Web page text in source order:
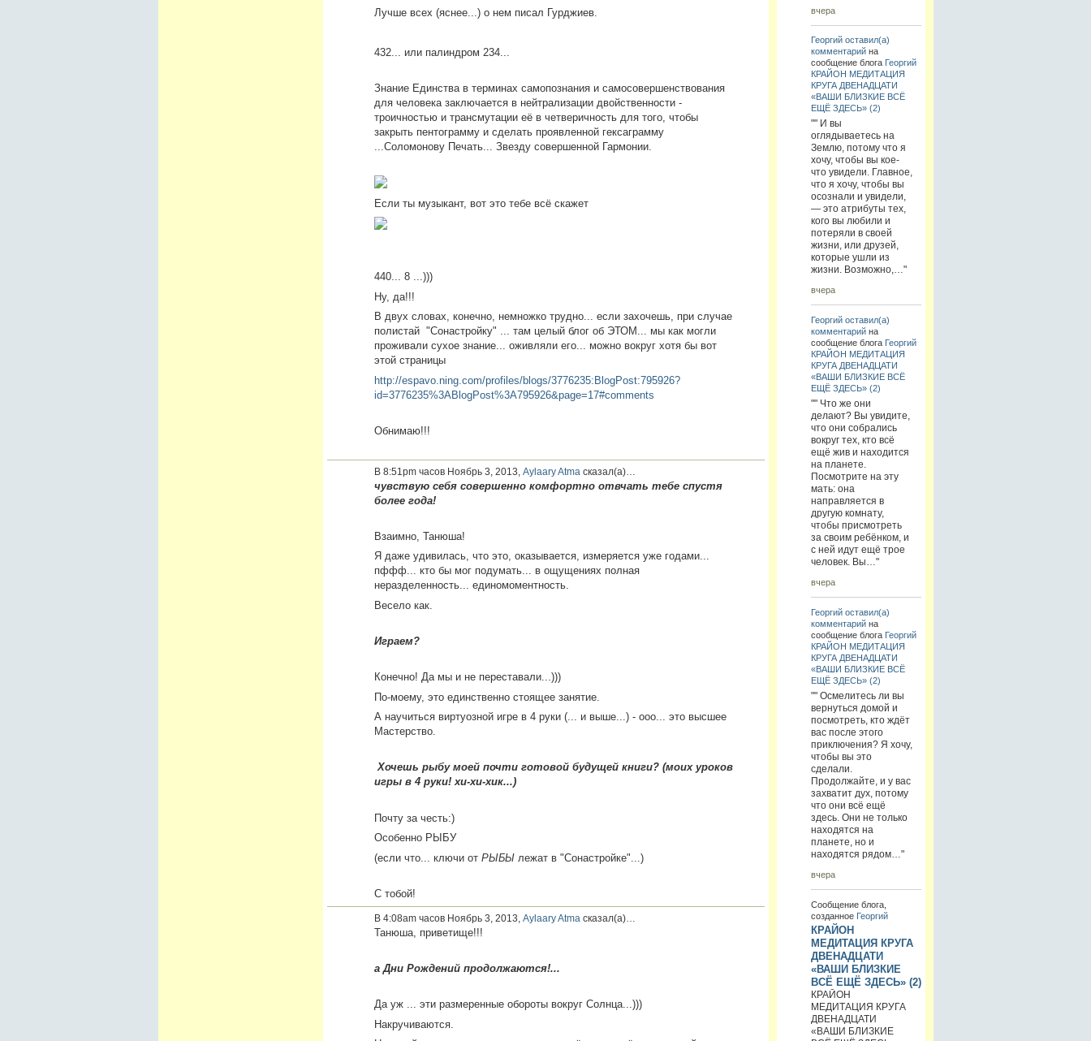
Лучше всех (яснее...) о нем писал Гурджиев.
432... или палиндром 234...
Знание Единства в терминах самопознания и самосовершенствования
для человека заключается в нейтрализации двойственности -
троичностью и трансмутации её в четверичность для того, чтобы
закрыть пентограмму и сделать проявленной гексаграмму
...Соломонову Печать... Звезду совершенной Гармонии.
Если ты музыкант, вот это тебе всё скажет
440... 8 ...)))
Ну, да!!!
В двух словах, конечно, немножко трудно... если захочешь, при случае
полистай "Сонастройку" ... там целый блог об ЭТОМ... мы как могли
проживали сухое знание... оживляли его... можно вокруг хотя бы вот
этой страницы
http://espavo.ning.com/profiles/blogs/3776235:BlogPost:795926?
id=3776235%3ABlogPost%3A795926&page=17#comments
Обнимаю!!!
В 8:51pm часов Ноябрь 3, 2013, Aylaary Atma сказал(а)…
чувствую себя совершенно комфортно отвчать тебе спустя
более года!
Взаимно, Танюша!
Я даже удивилась, что это, оказывается, измеряется уже годами...
пффф... кто бы мог подумать... в ощущениях полная
неразделенность... единомоментность.
Весело как.
Играем?
Конечно! Да мы и не переставали...)))
По-моему, это единственно стоящее занятие.
А научиться виртуозной игре в 4 руки (... и выше...) - ооо... это высшее
Мастерство.
Хочешь рыбу моей почти готовой будущей книги? (моих уроков
игры в 4 руки! хи-хи-хик...)
Почту за честь:)
Особенно РЫБУ
(если что... ключи от РЫБЫлежат в "Сонастройке"...)
С тобой!
В 4:08am часов Ноябрь 3, 2013, Aylaary Atma сказал(а)…
Танюша, приветище!!!
а Дни Рождений продолжаются!...
Да уж ... эти размеренные обороты вокруг Солнца...)))
Накручиваются.
вчера
Георгий оставил(а)
комментарийна
сообщение блога Георгий
КРАЙОН МЕДИТАЦИЯ
КРУГА ДВЕНАДЦАТИ
«ВАШИ БЛИЗКИЕ ВСЁ
ЕЩЁ ЗДЕСЬ» (2)
"" И вы
оглядываетесь на
Землю, потому что я
хочу, чтобы вы кое-
что увидели. Главное,
что я хочу, чтобы вы
осознали и увидели,
— это атрибуты тех,
кого вы любили и
потеряли в своей
жизни, или друзей,
которые ушли из
жизни. Возможно,…"
вчера
Георгий оставил(а)
комментарийна
сообщение блога Георгий
КРАЙОН МЕДИТАЦИЯ
КРУГА ДВЕНАДЦАТИ
«ВАШИ БЛИЗКИЕ ВСЁ
ЕЩЁ ЗДЕСЬ» (2)
"" Что же они
делают? Вы увидите,
что они собрались
вокруг тех, кто всё
ещё жив и находится
на планете.
Посмотрите на эту
мать: она
направляется в
другую комнату,
чтобы присмотреть
за своим ребёнком, и
с ней идут ещё трое
человек. Вы…"
вчера
Георгий оставил(а)
комментарийна
сообщение блога Георгий
КРАЙОН МЕДИТАЦИЯ
КРУГА ДВЕНАДЦАТИ
«ВАШИ БЛИЗКИЕ ВСЁ
ЕЩЁ ЗДЕСЬ» (2)
"" Осмелитесь ли вы
вернуться домой и
посмотреть, кто ждёт
вас после этого
приключения? Я хочу,
чтобы вы это
сделали.
Продолжайте, и у вас
захватит дух, потому
что они всё ещё
здесь. Они не только
находятся на
планете, но и
находятся рядом…"
вчера
Сообщение блога,
созданное Георгий
КРАЙОН
МЕДИТАЦИЯ КРУГА
ДВЕНАДЦАТИ
«ВАШИ БЛИЗКИЕ
ВСЁ ЕЩЁ ЗДЕСЬ» (2)
КРАЙОН
МЕДИТАЦИЯ КРУГА
ДВЕНАДЦАТИ
«ВАШИ БЛИЗКИЕ